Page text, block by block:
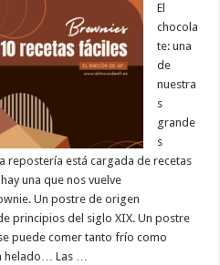
El
chocola
te: una
de
nuestra
s
grande
s
repostería está cargada de recetas
una que nos vuelve
Un postre de origen
principios del siglo XIX. Un postre
puede comer tanto frío como
helado… Las …